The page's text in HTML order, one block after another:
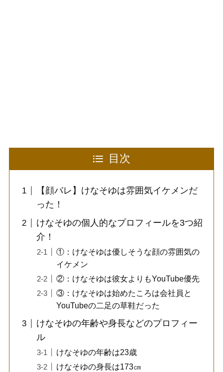
目次
【顔バレ】けなそゆは雰囲気イケメンだ
った！
けなそゆの個人的なプロフィールを3つ紹
介！
①：けなそゆは優しそうな顔の雰囲気の
イケメン
②：けなそゆは彼女よりもYouTube優先
③：けなそゆは始めたころは会社員と
YouTubeの二足の草鞋だった
けなそゆの年齢や身長などのプロフィー
ル
けなそゆの年齢は23歳
けなそゆの身長は173㎝